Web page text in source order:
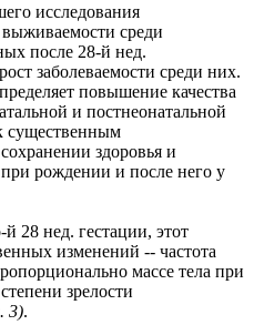
исследования
среди
после 28-й нед.
заболеваемости среди них.
повышение качества
и постнеонатальной
существенным
здоровья и
рождении и после него у
28 нед. гестации, этот
изменений -- частота
массе тела при
зрелости
3).